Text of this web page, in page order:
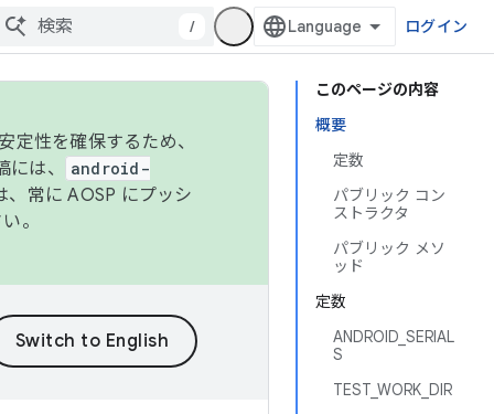
/ ログイン
このページの内容
概要
定数
パブリック コン
ストラクタ
パブリック メソ
ッド
定数
ANDROID_SERIAL
S
TEST_WORK_DIR
性を確保するため、
は、
android-
常に AOSP にプッシ
。